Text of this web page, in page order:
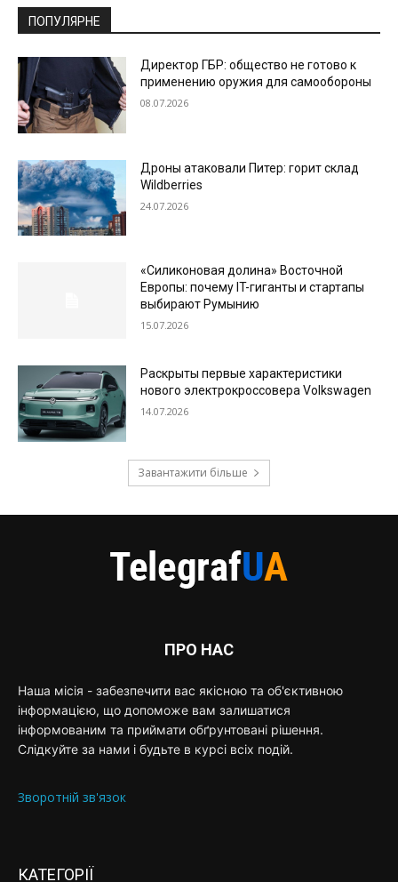
ПОПУЛЯРНЕ
Директор ГБР: общество не готово к
применению оружия для самообороны
08.07.2026
Дроны атаковали Питер: горит склад
Wildberries
24.07.2026
«Силиконовая долина» Восточной
Европы: почему IT-гиганты и стартапы
выбирают Румынию
15.07.2026
Раскрыты первые характеристики
нового электрокроссовера Volkswagen
14.07.2026
Завантажити більше
ПРО НАС
Наша місія - забезпечити вас якісною та об'єктивною
інформацією, що допоможе вам залишатися
інформованим та приймати обґрунтовані рішення.
Слідкуйте за нами і будьте в курсі всіх подій.
Зворотній зв'язок
КАТЕГОРІЇ